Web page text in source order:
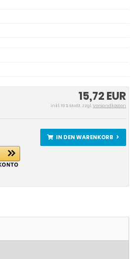
15,72 EUR
inkl. 19 % MwSt. zzgl.Versandkosten
IN DEN WARENKORB